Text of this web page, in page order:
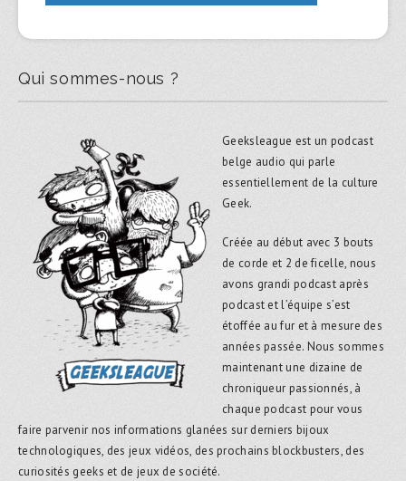
Qui sommes-nous ?
Geeksleague est un podcast
belge audio qui parle
essentiellement de la culture
Geek.
Créée au début avec 3 bouts
de corde et 2 de ficelle, nous
avons grandi podcast après
podcast et l’équipe s’est
étoffée au fur et à mesure des
années passée. Nous sommes
maintenant une dizaine de
chroniqueur passionnés, à
chaque podcast pour vous
faire parvenir nos informations glanées sur derniers bijoux
technologiques, des jeux vidéos, des prochains blockbusters, des
curiosités geeks et de jeux de société.